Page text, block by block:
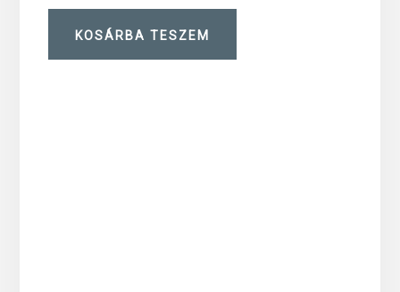
KOSÁRBA TESZEM